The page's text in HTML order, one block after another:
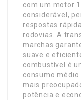
com um motor
considerável,
respostas
rodovias. A
marchas
suave e
combustível é
consumo
mais
potência e